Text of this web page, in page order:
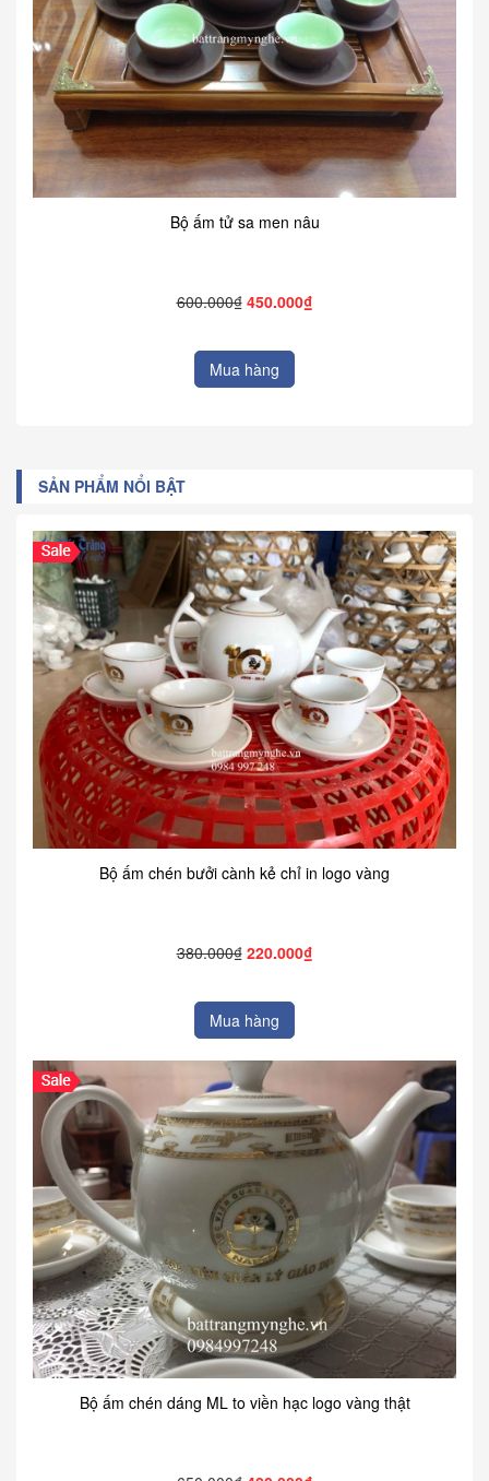
Bộ ấm tử sa men nâu
600.000₫ 450.000₫
Mua hàng
SẢN PHẨM NỔI BẬT
Bộ ấm chén bưởi cành kẻ chỉ in logo vàng
380.000₫ 220.000₫
Mua hàng
Bộ ấm chén dáng ML to viền hạc logo vàng thật